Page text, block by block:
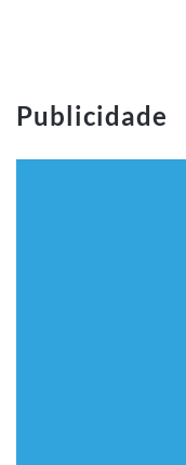
Publicidade